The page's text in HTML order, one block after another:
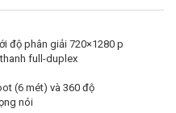
độ phân giải 720×1280 p
full-duplex
(6 mét) và 360 độ
nói